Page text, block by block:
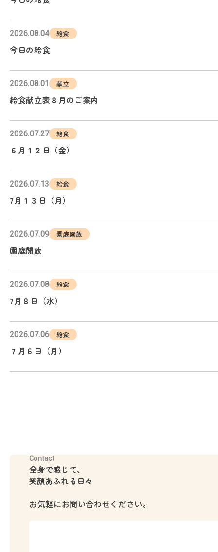
2026.08.04 給食
今日の給食
2026.08.01 献立
給食献立表８月のご案内
2026.07.27 給食
６月１２日（金）
2026.07.13 給食
7月１３日（月）
2026.07.09 園庭開放
園庭開放
2026.07.08 給食
7月８日（水）
2026.07.06 給食
７月６日（月）
Contact
全身で感じて、
笑顔あふれる日々
お気軽にお問い合わせください。